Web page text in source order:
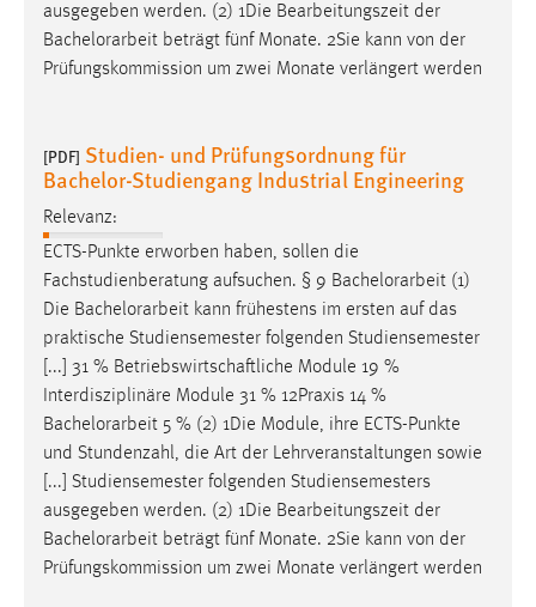
ausgegeben werden. (2) 1Die Bearbeitungszeit der
Bachelorarbeit beträgt fünf Monate. 2Sie kann von der
Prüfungskommission um zwei Monate verlängert werden
[PDF] Studien- und Prüfungsordnung für
Bachelor-Studiengang Industrial Engineering
Relevanz:
ECTS-Punkte erworben haben, sollen die
Fachstudienberatung aufsuchen. § 9 Bachelorarbeit (1)
Die Bachelorarbeit kann frühestens im ersten auf das
praktische Studiensemester folgenden Studiensemester
[...] 31 % Betriebswirtschaftliche Module 19 %
Interdisziplinäre Module 31 % 12Praxis 14 %
Bachelorarbeit 5 % (2) 1Die Module, ihre ECTS-Punkte
und Stundenzahl, die Art der Lehrveranstaltungen sowie
[...] Studiensemester folgenden Studiensemesters
ausgegeben werden. (2) 1Die Bearbeitungszeit der
Bachelorarbeit beträgt fünf Monate. 2Sie kann von der
Prüfungskommission um zwei Monate verlängert werden